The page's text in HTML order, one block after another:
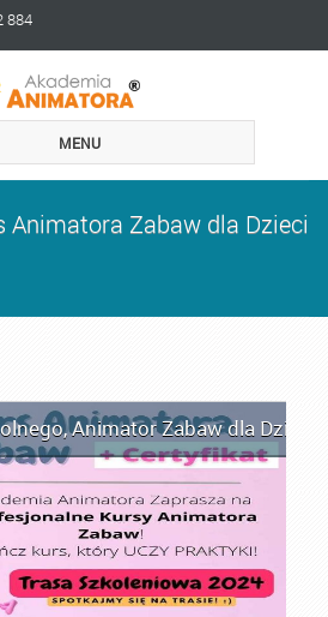
884
MENU
Animatora Zabaw dla Dzieci
,Animator Zabaw dla Dzieci